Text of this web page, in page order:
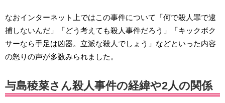
なおインターネット上ではこの事件について「何で殺人罪で逮
捕しないんだ」「どう考えても殺人事件だろう」「キックボク
サーなら手足は凶器。立派な殺人でしょう」などといった内容
の怒りの声が多数みられました。
与島稜菜さん殺人事件の経緯や2人の関係